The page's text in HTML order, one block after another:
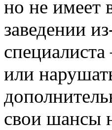
но не имеет
заведении
или
свои шансы